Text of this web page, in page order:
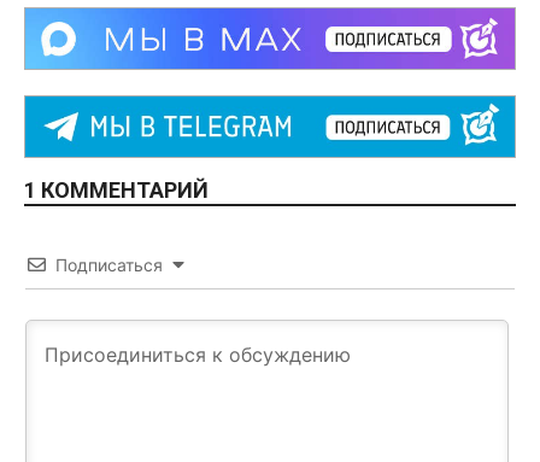
1 КОММЕНТАРИЙ
Подписаться